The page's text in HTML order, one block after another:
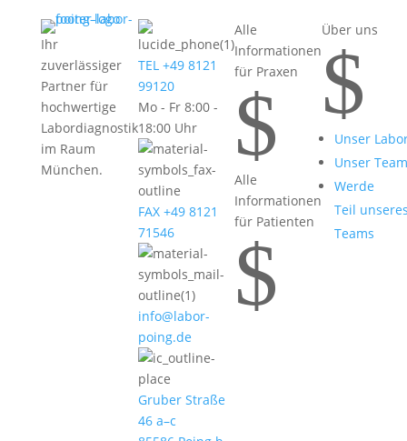
Ihr
zuverlässiger
Partner für
hochwertige
Labordiagnostik
im Raum
München.
TEL +49 8121
99120
Mo - Fr 8:00 -
18:00 Uhr
FAX +49 8121
71546
info@labor-
poing.de
Gruber Straße
46 a–c
Alle
Informationen
für Praxen
$
Alle
Informationen
für Patienten
$
Über uns
$
Unser
Unser Team
Werde
Teil
Teams